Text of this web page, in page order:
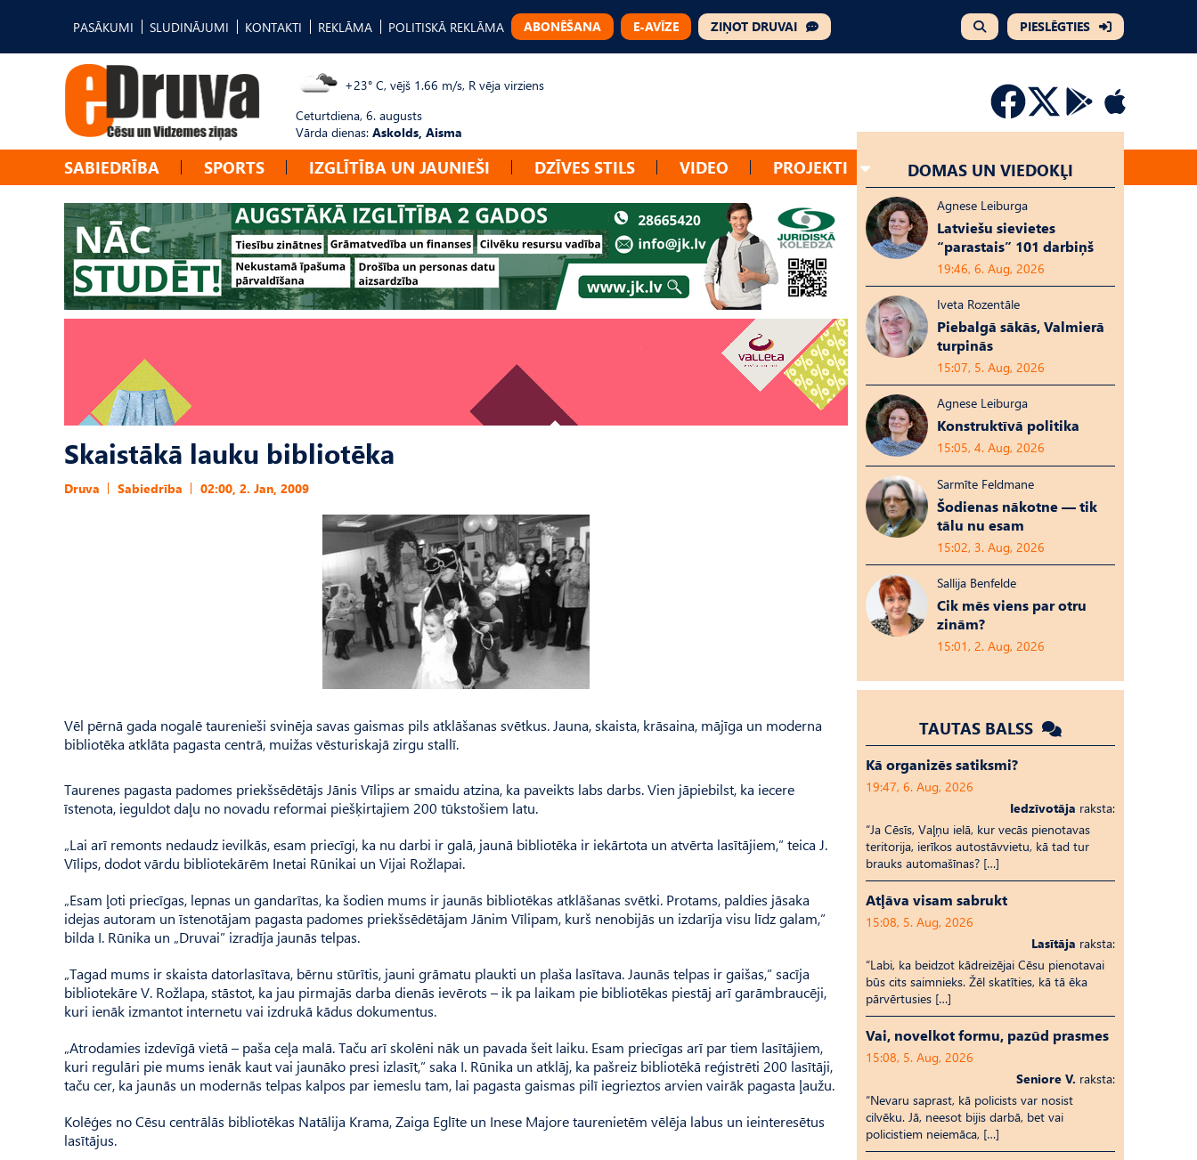
PASĀKUMI SLUDINĀJUMI KONTAKTI REKLĀMA POLITISKĀ REKLĀMA ABONĒŠANA E-AVĪZE ZIŅOT DRUVAI PIESLĒGTIES
+23° C, vējš 1.66 m/s, R vēja virziens
Ceturtdiena, 6. augusts
Vārda dienas: Askolds, Aisma
SABIEDRĪBA SPORTS IZGLĪTĪBA UN JAUNIEŠI DZĪVES STILS VIDEO PROJEKTI
Skaistākā lauku bibliotēka
Druva Sabiedrība 02:00, 2. Jan, 2009
Vēl pērnā gada nogalē taurenieši svinēja savas gaismas pils atklāšanas svētkus. Jauna, skaista, krāsaina, mājīga un moderna
bibliotēka atklāta pagasta centrā, muižas vēsturiskajā zirgu stallī.
Taurenes pagasta padomes priekšsēdētājs Jānis Vīlips ar smaidu atzina, ka paveikts labs darbs. Vien jāpiebilst, ka iecere
īstenota, ieguldot daļu no novadu reformai piešķirtajiem 200 tūkstošiem latu.
„Lai arī remonts nedaudz ievilkās, esam priecīgi, ka nu darbi ir galā, jaunā bibliotēka ir iekārtota un atvērta lasītājiem,” teica J.
Vīlips, dodot vārdu bibliotekārēm Inetai Rūnikai un Vijai Rožlapai.
„Esam ļoti priecīgas, lepnas un gandarītas, ka šodien mums ir jaunās bibliotēkas atklāšanas svētki. Protams, paldies jāsaka
idejas autoram un īstenotājam pagasta padomes priekšsēdētājam Jānim Vīlipam, kurš nenobijās un izdarīja visu līdz galam,”
bilda I. Rūnika un „Druvai” izradīja jaunās telpas.
„Tagad mums ir skaista datorlasītava, bērnu stūrītis, jauni grāmatu plaukti un plaša lasītava. Jaunās telpas ir gaišas,” sacīja
bibliotekāre V. Rožlapa, stāstot, ka jau pirmajās darba dienās ievērots – ik pa laikam pie bibliotēkas piestāj arī garāmbraucēji,
kuri ienāk izmantot internetu vai izdrukā kādus dokumentus.
„Atrodamies izdevīgā vietā – paša ceļa malā. Taču arī skolēni nāk un pavada šeit laiku. Esam priecīgas arī par tiem lasītājiem,
kuri regulāri pie mums ienāk kaut vai jaunāko presi izlasīt,” saka I. Rūnika un atklāj, ka pašreiz bibliotēkā reģistrēti 200 lasītāji,
taču cer, ka jaunās un modernās telpas kalpos par iemeslu tam, lai pagasta gaismas pilī iegrieztos arvien vairāk pagasta ļaužu.
Kolēģes no Cēsu centrālās bibliotēkas Natālija Krama, Zaiga Eglīte un Inese Majore taurenietēm vēlēja labus un ieinteresētus
lasītājus.
DOMAS UN VIEDOKĻI
Agnese Leiburga
Latviešu sievietes
“parastais” 101 darbiņš
19:46, 6. Aug, 2026
Iveta Rozentāle
Piebalgā sākās, Valmierā
turpinās
15:07, 5. Aug, 2026
Agnese Leiburga
Konstruktīvā politika
15:05, 4. Aug, 2026
Sarmīte Feldmane
Šodienas nākotne — tik
tālu nu esam
15:02, 3. Aug, 2026
Sallija Benfelde
Cik mēs viens par otru
zinām?
15:01, 2. Aug, 2026
TAUTAS BALSS
Kā organizēs satiksmi?
19:47, 6. Aug, 2026
Iedzīvotāja raksta:
“Ja Cēsīs, Vaļņu ielā, kur vecās pienotavas
teritorija, ierīkos autostāvvietu, kā tad tur
brauks automašīnas? […]
Atļāva visam sabrukt
15:08, 5. Aug, 2026
Lasītāja raksta:
“Labi, ka beidzot kādreizējai Cēsu pienotavai
būs cits saimnieks. Žēl skatīties, kā tā ēka
pārvērtusies […]
Vai, novelkot formu, pazūd prasmes
15:08, 5. Aug, 2026
Seniore V. raksta:
“Nevaru saprast, kā policists var nosist
cilvēku. Jā, neesot bijis darbā, bet vai
policistiem neiemāca, […]